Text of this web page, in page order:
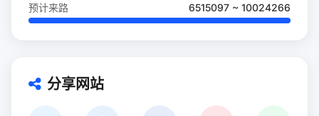
预计来路 6515097 ~ 10024266
分享网站